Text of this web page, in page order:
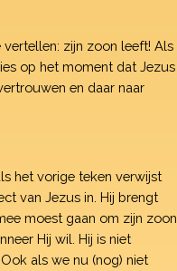
zijn zoon leeft! Als
op het moment dat Jezus
en daar naar
het vorige teken verwijst
van Jezus in. Hij brengt
moest gaan om zijn zoon
Hij wil. Hij is niet
als we nu (nog) niet